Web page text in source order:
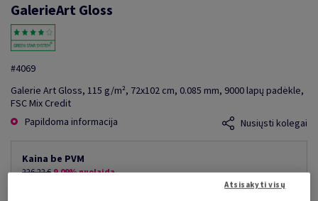
GalerieArt Gloss
#4069
Galerie Art Gloss, 115 g/m², 72x102 cm, 0.085 mm, 9000 lapų padėkle,
FSC Mix Credit
Papildoma informacija
Nusiųsti kolegai
Kaina be PVM
226,22 € 9,09% nuolaida
Atsisakyti visų